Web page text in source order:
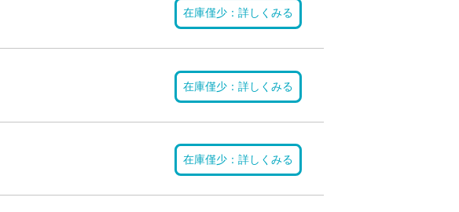
在庫僅少：詳しくみる
在庫僅少：詳しくみる
在庫僅少：詳しくみる